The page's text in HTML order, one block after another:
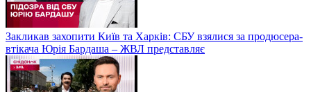
Закликав захопити Київ та Харків: СБУ взялися за продюсера-
втікача Юрія Бардаша – ЖВЛ представляє